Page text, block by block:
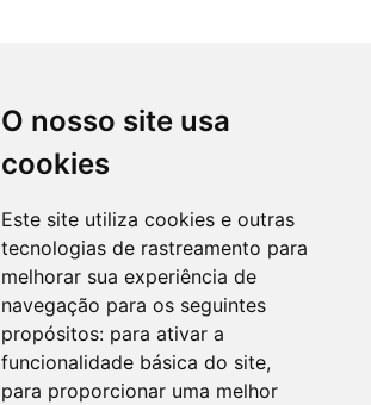
O nosso site usa
cookies
Este site utiliza cookies e outras
tecnologias de rastreamento para
melhorar sua experiência de
navegação para os seguintes
propósitos: para ativar a
funcionalidade básica do site,
para proporcionar uma melhor